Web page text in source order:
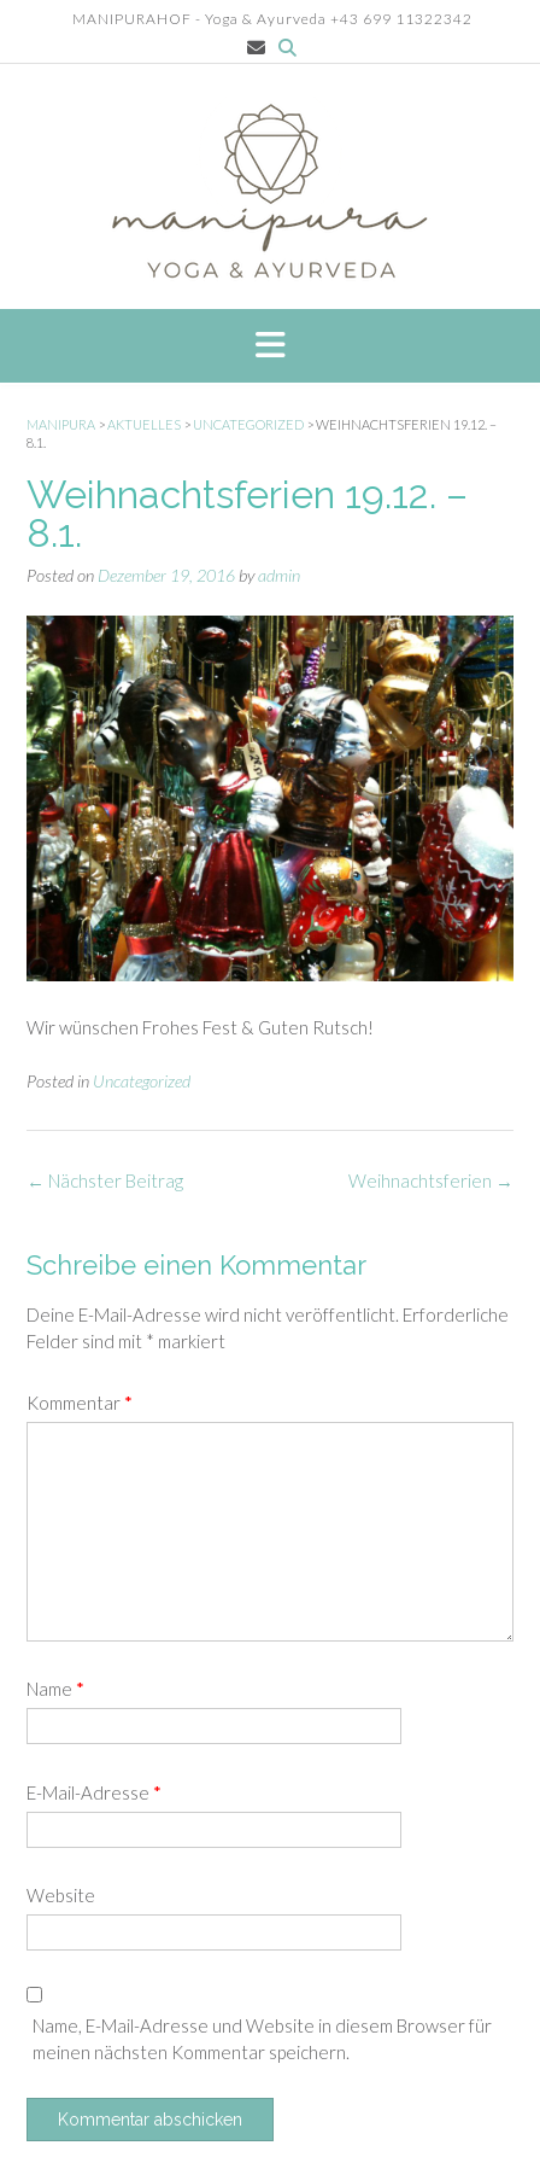
content
MANIPURAHOF - Yoga & Ayurveda +43 699 11322342
MANIPURA >AKTUELLES > UNCATEGORIZED >WEIHNACHTSFERIEN 19.12. –
8.1.
Weihnachtsferien 19.12. –
8.1.
Posted on Dezember 19, 2016 byadmin
Wir wünschen Frohes Fest & Guten Rutsch!
Posted in Uncategorized
Post
Weihnachtsferien →
← Nächster Beitrag
Schreibe einen Kommentar
Deine E-Mail-Adresse wird nicht veröffentlicht. Erforderliche
Felder sind mit * markiert
Kommentar *
Name *
E-Mail-Adresse *
Website
Name, E-Mail-Adresse und Website in diesem Browser für
meinen nächsten Kommentar speichern.